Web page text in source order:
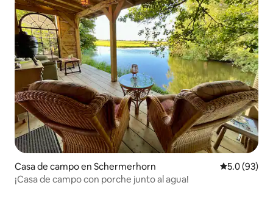
Casa de campo en Schermerhorn Calificación
5.0 (93)
¡Casa de campo con porche junto al agua!